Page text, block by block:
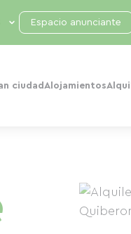
ciudad Alojamientos
Espacio anunciante